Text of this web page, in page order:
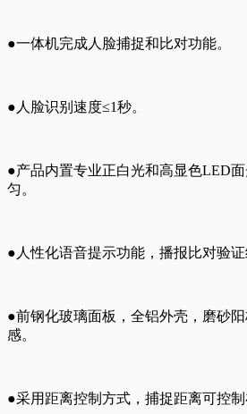
●一体机完成人脸捕捉和比对功能。
●人脸识别速度≤1秒。
●产品内置专业正白光和高显色LED
匀。
●人性化语音提示功能，播报比对验证
●前钢化玻璃面板，全铝外壳，磨砂
感。
●采用距离控制方式，捕捉距离可控制